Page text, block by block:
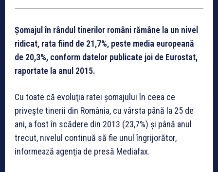
Şomajul în rândul tinerilor români rămâne la un nivel
ridicat, rata fiind de 21,7%, peste media europeană
de 20,3%, conform datelor publicate joi de Eurostat,
raportate la anul 2015.
Cu toate că evoluţia ratei şomajului în ceea ce
priveşte tinerii din România, cu vârsta până la 25 de
ani, a fost în scădere din 2013 (23,7%) şi până anul
trecut, nivelul continuă să fie unul îngrijorător,
informează agenţia de presă Mediafax.